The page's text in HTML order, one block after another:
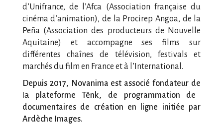
d’Unifrance, de l’Afca (Association française du
cinéma d’animation), de la Procirep Angoa, de la
Peña (Association des producteurs de Nouvelle
Aquitaine) et accompagne ses films sur
différentes chaînes de télévision, festivals et
marchés du film en France et à l’International.
Depuis 2017, Novanima est associé fondateur de
laplateforme Tënk, de programmation de
documentaires de création en ligne initiée par
Ardèche Images.